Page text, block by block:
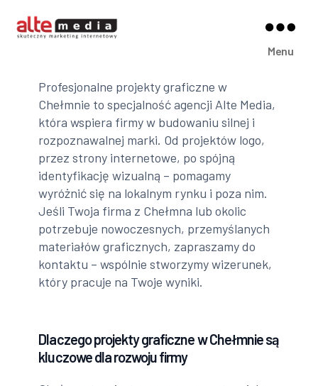
Media
Menu
Profesjonalne projekty graficzne w
Chełmnie to specjalność agencji Alte Media,
która wspiera firmy w budowaniu silnej i
rozpoznawalnej marki. Od projektów logo,
przez strony internetowe, po spójną
identyfikację wizualną – pomagamy
wyróżnić się na lokalnym rynku i poza nim.
Jeśli Twoja firma z Chełmna lub okolic
potrzebuje nowoczesnych, przemyślanych
materiałów graficznych, zapraszamy do
kontaktu – wspólnie stworzymy wizerunek,
który pracuje na Twoje wyniki.
Dlaczego projekty graficzne w Chełmnie są
kluczowe dla rozwoju firmy